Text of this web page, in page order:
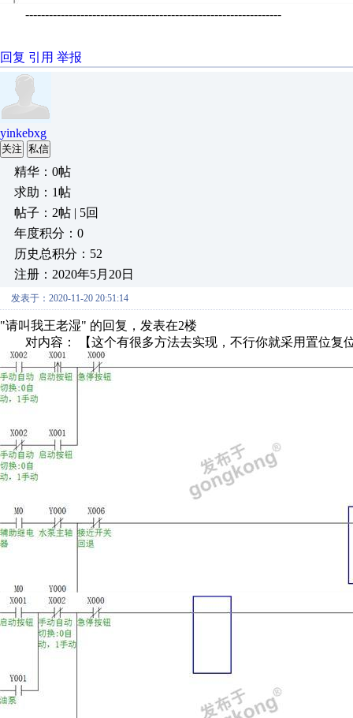
-----------------------------------------------------------------
回复 引用 举报
yinkebxg
关注 私信
精华：0帖
求助：1帖
帖子：2帖 | 5回
年度积分：0
历史总积分：52
注册：2020年5月20日
发表于：2020-11-20 20:51:14
"请叫我王老湿" 的回复，发表在2楼
对内容： 【这个有很多方法去实现，不行你就采用置位复